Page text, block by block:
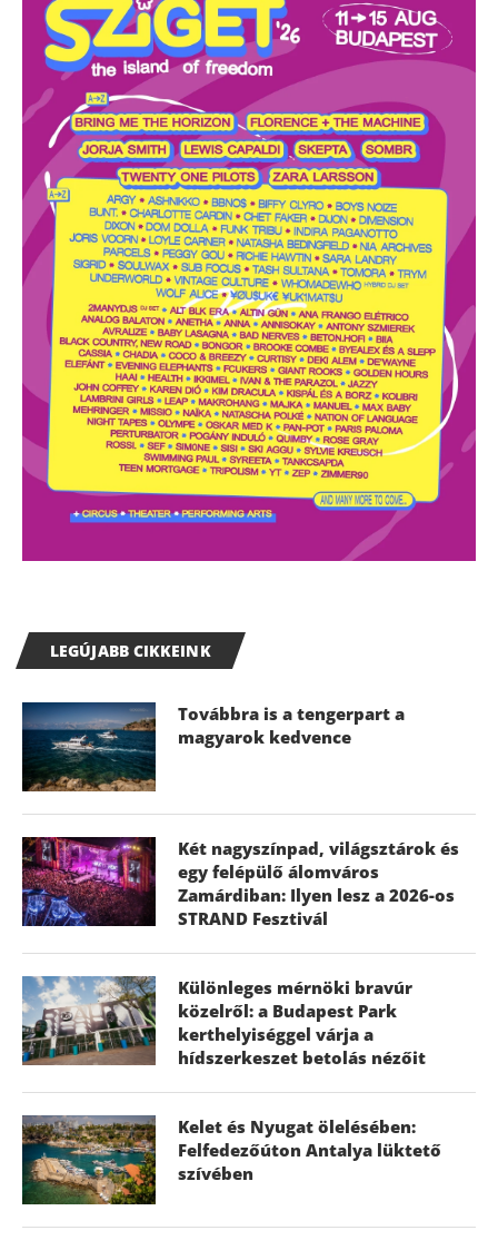
LEGÚJABB CIKKEINK
Továbbra is a tengerpart a
magyarok kedvence
Két nagyszínpad, világsztárok és
egy felépülő álomváros
Zamárdiban: Ilyen lesz a 2026-os
STRAND Fesztivál
Különleges mérnöki bravúr
közelről: a Budapest Park
kerthelyiséggel várja a
hídszerkeszet betolás nézőit
Kelet és Nyugat ölelésében:
Felfedezőúton Antalya lüktető
szívében